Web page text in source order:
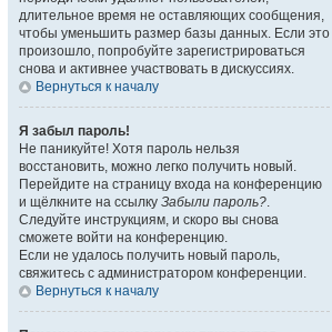
длительное время не оставляющих сообщения,
чтобы уменьшить размер базы данных. Если это
произошло, попробуйте зарегистрироваться
снова и активнее участвовать в дискуссиях.
Вернуться к началу
Я забыл пароль!
Не паникуйте! Хотя пароль нельзя
восстановить, можно легко получить новый.
Перейдите на страницу входа на конференцию
и щёлкните на ссылку Забыли пароль?.
Следуйте инструкциям, и скоро вы снова
сможете войти на конференцию.
Если не удалось получить новый пароль,
свяжитесь с администратором конференции.
Вернуться к началу